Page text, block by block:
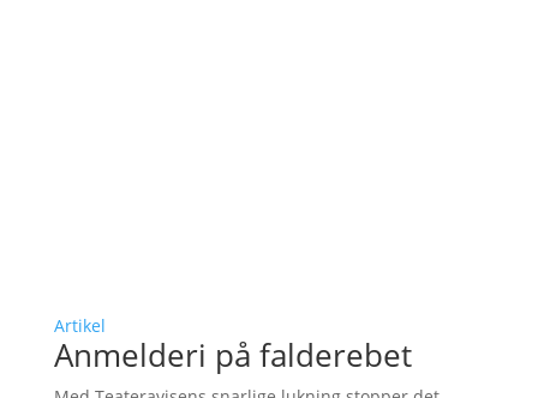
Artikel
Anmelderi på falderebet